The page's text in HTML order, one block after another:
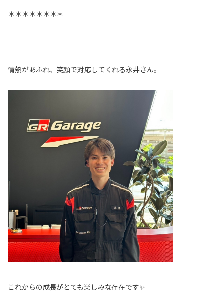
＊＊＊＊＊＊＊＊
情熱があふれ、笑顔で対応してくれる永井さん。
これからの成長がとても楽しみな存在です✨